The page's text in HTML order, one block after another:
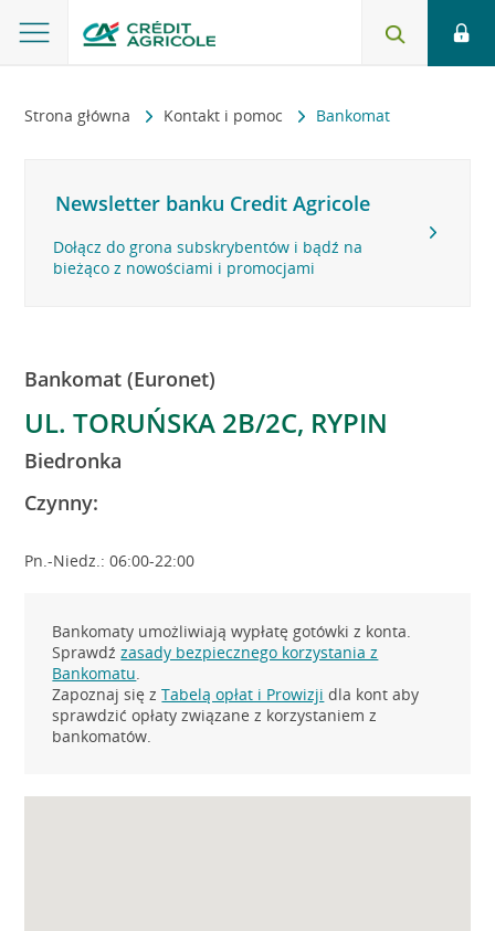
Strona główna Kontakt i pomoc Bankomat
Newsletter banku Credit Agricole
Dołącz do grona subskrybentów i bądź na
bieżąco z nowościami i promocjami
Bankomat (Euronet)
UL. TORUŃSKA 2B/2C, RYPIN
Biedronka
Czynny:
Pn.-Niedz.: 06:00-22:00
Bankomaty umożliwiają wypłatę gotówki z konta.
Sprawdźzasady bezpiecznego korzystania z
Bankomatu.
Zapoznaj się zTabelą opłat i Prowizji dla kont aby
sprawdzić opłaty związane z korzystaniem z
bankomatów.